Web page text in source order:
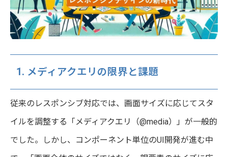
1. メディアクエリの限界と課題
従来のレスポンシブ対応では、画面サイズに応じてスタ
イルを調整する「メディアクエリ（@media）」が一般的
でした。しかし、コンポーネント単位のUI開発が進む中